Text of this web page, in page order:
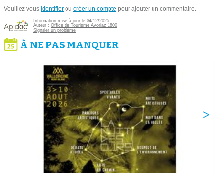
Veuillez vous identifier ou créer un compte pour ajouter un commentaire.
Information mise à jour le 04/12/2025
Auteur : Office de Tourisme Avoriaz 1800
Signaler un problème
À NE PAS MANQUER